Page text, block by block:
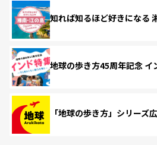
知れば知るほど好きになる
地球の歩き方45周年記念 イ
「地球の歩き方」シリーズ